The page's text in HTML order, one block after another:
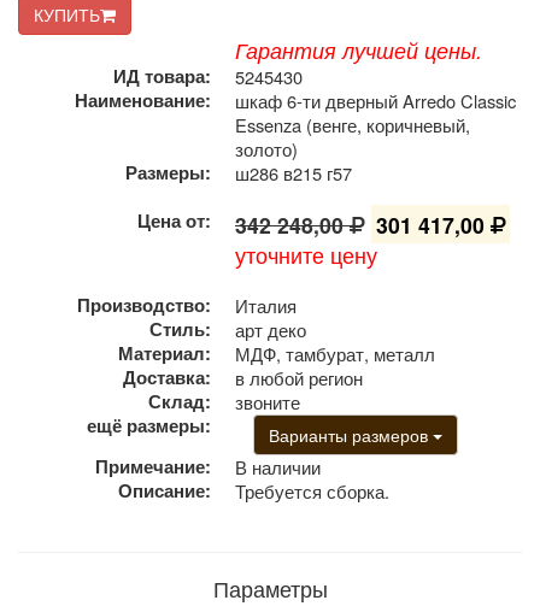
КУПИТЬ
Гарантия лучшей цены.
ИД товара:
5245430
Наименование:
шкаф 6-ти дверный Arredo Classic
Essenza (венге, коричневый,
золото)
Размеры:
ш286 в215 г57
Цена от:
342 248,00
301 417,00
уточните цену
Производство:
Италия
Стиль:
арт деко
Материал:
МДФ, тамбурат, металл
Доставка:
в любой регион
Склад:
звоните
ещё размеры:
Варианты размеров
Примечание:
В наличии
Описание:
Требуется сборка.
Параметры